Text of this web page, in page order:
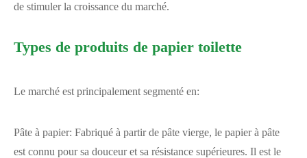
de stimuler la croissance du marché.
Types de produits de papier toilette
Le marché est principalement segmenté en:
Pâte à papier: Fabriqué à partir de pâte vierge, le papier à pâte
est connu pour sa douceur et sa résistance supérieures. Il est le